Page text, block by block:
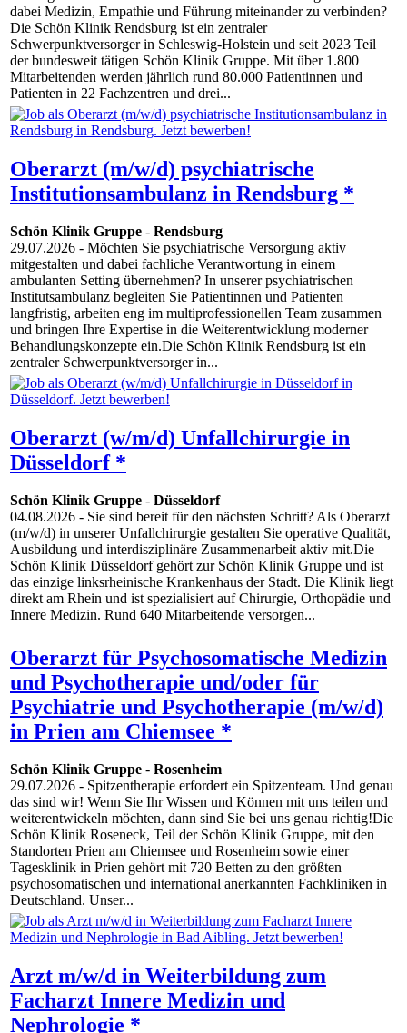
dabei Medizin, Empathie und Führung miteinander zu verbinden?
Die Schön Klinik Rendsburg ist ein zentraler
Schwerpunktversorger in Schleswig-Holstein und seit 2023 Teil
der bundesweit tätigen Schön Klinik Gruppe. Mit über 1.800
Mitarbeitenden werden jährlich rund 80.000 Patientinnen und
Patienten in 22 Fachzentren und drei...
Oberarzt (m/w/d) psychiatrische
Institutionsambulanz in Rendsburg *
Schön Klinik Gruppe - Rendsburg
29.07.2026 - Möchten Sie psychiatrische Versorgung aktiv
mitgestalten und dabei fachliche Verantwortung in einem
ambulanten Setting übernehmen? In unserer psychiatrischen
Institutsambulanz begleiten Sie Patientinnen und Patienten
langfristig, arbeiten eng im multiprofessionellen Team zusammen
und bringen Ihre Expertise in die Weiterentwicklung moderner
Behandlungskonzepte ein.Die Schön Klinik Rendsburg ist ein
zentraler Schwerpunktversorger in...
Oberarzt (w/m/d) Unfallchirurgie in
Düsseldorf *
Schön Klinik Gruppe - Düsseldorf
04.08.2026 - Sie sind bereit für den nächsten Schritt? Als Oberarzt
(m/w/d) in unserer Unfallchirurgie gestalten Sie operative Qualität,
Ausbildung und interdisziplinäre Zusammenarbeit aktiv mit.Die
Schön Klinik Düsseldorf gehört zur Schön Klinik Gruppe und ist
das einzige linksrheinische Krankenhaus der Stadt. Die Klinik liegt
direkt am Rhein und ist spezialisiert auf Chirurgie, Orthopädie und
Innere Medizin. Rund 640 Mitarbeitende versorgen...
Oberarzt für Psychosomatische Medizin
und Psychotherapie und/oder für
Psychiatrie und Psychotherapie (m/w/d)
in Prien am Chiemsee *
Schön Klinik Gruppe - Rosenheim
29.07.2026 - Spitzentherapie erfordert ein Spitzenteam. Und genau
das sind wir! Wenn Sie Ihr Wissen und Können mit uns teilen und
weiterentwickeln möchten, dann sind Sie bei uns genau richtig!Die
Schön Klinik Roseneck, Teil der Schön Klinik Gruppe, mit den
Standorten Prien am Chiemsee und Rosenheim sowie einer
Tagesklinik in Prien gehört mit 720 Betten zu den größten
psychosomatischen und international anerkannten Fachkliniken in
Deutschland. Unser...
Arzt m/w/d in Weiterbildung zum
Facharzt Innere Medizin und
Nephrologie *